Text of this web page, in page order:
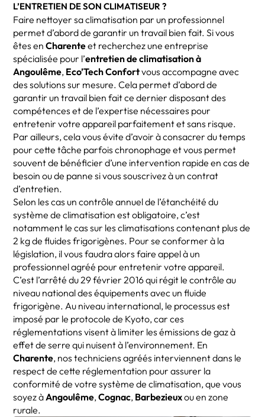
L’ENTRETIEN DE SON CLIMATISEUR ?
Faire nettoyer sa climatisation par un professionnel
permet d’abord de garantir un travail bien fait. Si vous
êtes enCharenteet recherchez une entreprise
spécialisée pour l’entretien de climatisation à
Angoulême, Eco’Tech Confortvous accompagne avec
des solutions sur mesure. Cela permet d’abord de
garantir un travail bien fait ce dernier disposant des
compétences et de l’expertise nécessaires pour
entretenir votre appareil parfaitement et sans risque.
Par ailleurs, cela vous évite d’avoir à consacrer du temps
pour cette tâche parfois chronophage et vous permet
souvent de bénéficier d’une intervention rapide en cas de
besoin ou de panne si vous souscrivez à un contrat
d’entretien.
Selon les cas un contrôle annuel de l’étanchéité du
système de climatisation est obligatoire, c’est
notamment le cas sur les climatisations contenant plus de
2 kg de fluides frigorigènes. Pour se conformer à la
législation, il vous faudra alors faire appel à un
professionnel agréé pour entretenir votre appareil.
C’est l’arrêté du 29 février 2016 qui régit le contrôle au
niveau national des équipements avec un fluide
frigorigène. Au niveau international, le processus est
imposé par le protocole de Kyoto, car ces
réglementations visent à limiter les émissions de gaz à
effet de serre qui nuisent à l’environnement. En
Charente, nos techniciens agréés interviennent dans le
respect de cette réglementation pour assurer la
conformité de votre système de climatisation, que vous
soyez àAngoulême,Cognac, Barbezieuxou en zone
rurale.